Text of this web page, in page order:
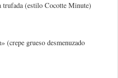
trufada (estilo Cocotte Minute)
(crepe grueso desmenuzado